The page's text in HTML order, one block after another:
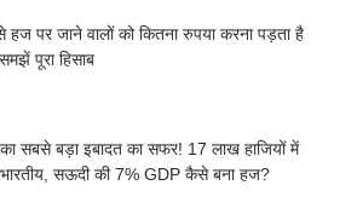
हज पर जाने वालों को कितना रुपया करना पड़ता है
पूरा हिसाब
का सबसे बड़ा इबादत का सफर! 17 लाख हाजियों में
सऊदी की 7% GDP कैसे बना हज?